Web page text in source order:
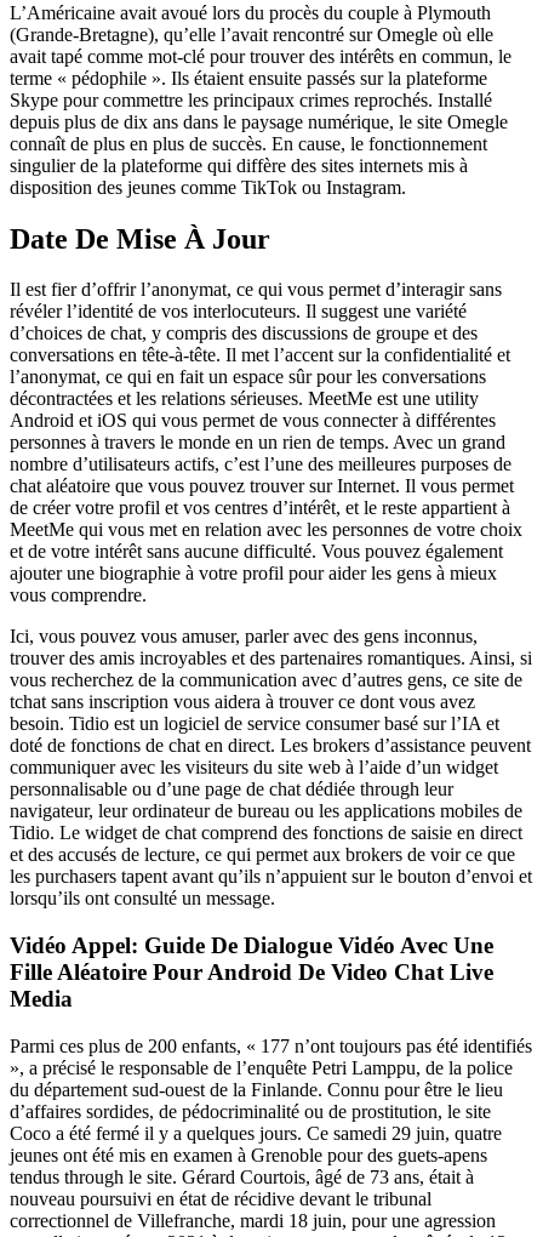
L’Américaine avait avoué lors du procès du couple à Plymouth
(Grande-Bretagne), qu’elle l’avait rencontré sur Omegle où elle
avait tapé comme mot-clé pour trouver des intérêts en commun, le
terme « pédophile ». Ils étaient ensuite passés sur la plateforme
Skype pour commettre les principaux crimes reprochés. Installé
depuis plus de dix ans dans le paysage numérique, le site Omegle
connaît de plus en plus de succès. En cause, le fonctionnement
singulier de la plateforme qui diffère des sites internets mis à
disposition des jeunes comme TikTok ou Instagram.
Date De Mise À Jour
Il est fier d’offrir l’anonymat, ce qui vous permet d’interagir sans
révéler l’identité de vos interlocuteurs. Il suggest une variété
d’choices de chat, y compris des discussions de groupe et des
conversations en tête-à-tête. Il met l’accent sur la confidentialité et
l’anonymat, ce qui en fait un espace sûr pour les conversations
décontractées et les relations sérieuses. MeetMe est une utility
Android et iOS qui vous permet de vous connecter à différentes
personnes à travers le monde en un rien de temps. Avec un grand
nombre d’utilisateurs actifs, c’est l’une des meilleures purposes de
chat aléatoire que vous pouvez trouver sur Internet. Il vous permet
de créer votre profil et vos centres d’intérêt, et le reste appartient à
MeetMe qui vous met en relation avec les personnes de votre choix
et de votre intérêt sans aucune difficulté. Vous pouvez également
ajouter une biographie à votre profil pour aider les gens à mieux
vous comprendre.
Ici, vous pouvez vous amuser, parler avec des gens inconnus,
trouver des amis incroyables et des partenaires romantiques. Ainsi, si
vous recherchez de la communication avec d’autres gens, ce site de
tchat sans inscription vous aidera à trouver ce dont vous avez
besoin. Tidio est un logiciel de service consumer basé sur l’IA et
doté de fonctions de chat en direct. Les brokers d’assistance peuvent
communiquer avec les visiteurs du site web à l’aide d’un widget
personnalisable ou d’une page de chat dédiée through leur
navigateur, leur ordinateur de bureau ou les applications mobiles de
Tidio. Le widget de chat comprend des fonctions de saisie en direct
et des accusés de lecture, ce qui permet aux brokers de voir ce que
les purchasers tapent avant qu’ils n’appuient sur le bouton d’envoi et
lorsqu’ils ont consulté un message.
Vidéo Appel: Guide De Dialogue Vidéo Avec Une
Fille Aléatoire Pour Android De Video Chat Live
Media
Parmi ces plus de 200 enfants, « 177 n’ont toujours pas été identifiés
», a précisé le responsable de l’enquête Petri Lamppu, de la police
du département sud-ouest de la Finlande. Connu pour être le lieu
d’affaires sordides, de pédocriminalité ou de prostitution, le site
Coco a été fermé il y a quelques jours. Ce samedi 29 juin, quatre
jeunes ont été mis en examen à Grenoble pour des guets-apens
tendus through le site. Gérard Courtois, âgé de 73 ans, était à
nouveau poursuivi en état de récidive devant le tribunal
correctionnel de Villefranche, mardi 18 juin, pour une agression